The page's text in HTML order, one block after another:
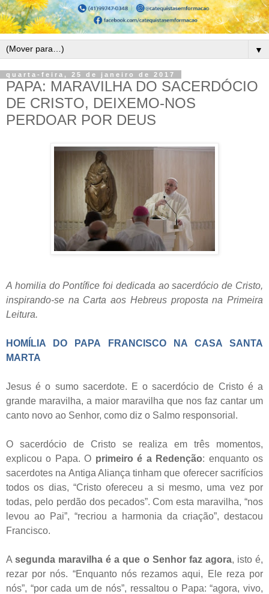
▼
quarta-feira, 25 de janeiro de 2017
PAPA: MARAVILHA DO SACERDÓCIO
DE CRISTO, DEIXEMO-NOS
PERDOAR POR DEUS
A homilia do Pontífice foi dedicada ao sacerdócio de Cristo,
inspirando-se na Carta aos Hebreus proposta na Primeira
Leitura.
HOMÍLIA DO PAPA FRANCISCO NA CASA SANTA
MARTA
Jesus é o sumo sacerdote. E o sacerdócio de Cristo é a
grande maravilha, a maior maravilha que nos faz cantar um
canto novo ao Senhor, como diz o Salmo responsorial.
O sacerdócio de Cristo se realiza em três momentos,
explicou o Papa. O primeiro é a Redenção: enquanto os
sacerdotes na Antiga Aliança tinham que oferecer sacrifícios
todos os dias, “Cristo ofereceu a si mesmo, uma vez por
todas, pelo perdão dos pecados”. Com esta maravilha, “nos
levou ao Pai”, “recriou a harmonia da criação”, destacou
Francisco.
Asegunda maravilha é a que o Senhor faz agora, isto é,
rezar por nós. “Enquanto nós rezamos aqui, Ele reza por
nós”, “por cada um de nós”, ressaltou o Papa: “agora, vivo,